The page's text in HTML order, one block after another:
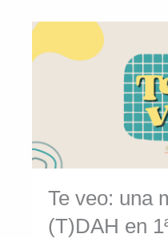
Te veo: una
(T)DAH en